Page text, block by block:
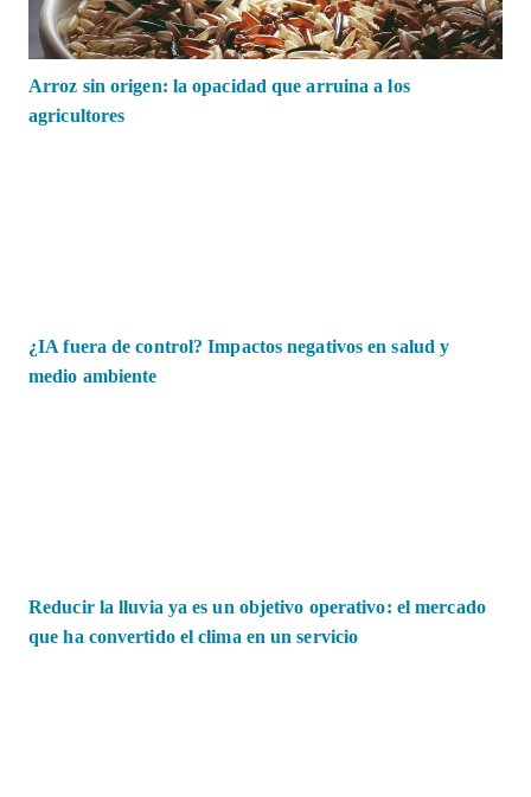
Arroz sin origen: la opacidad que arruina a los
agricultores
¿IA fuera de control? Impactos negativos en salud y
medio ambiente
Reducir la lluvia ya es un objetivo operativo: el mercado
que ha convertido el clima en un servicio